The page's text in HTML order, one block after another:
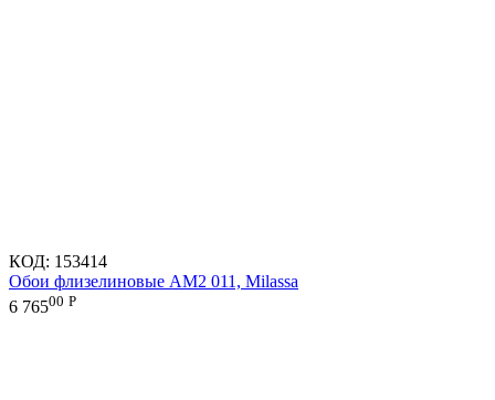
КОД: 153414
Обои флизелиновые AM2 011, Milassa
6 76500 Р